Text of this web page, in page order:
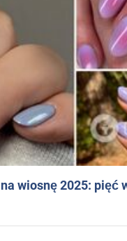
wiosnę 2025: pięć